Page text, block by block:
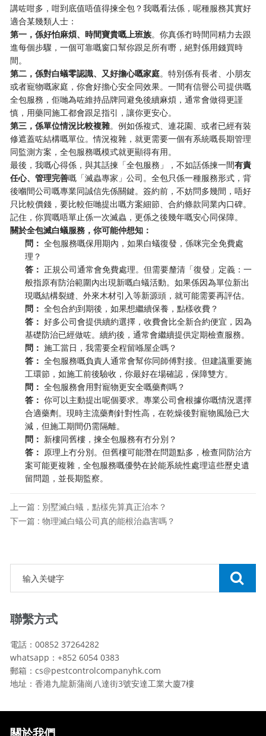
講咗咁多，咁到底值唔值得揀全包？我嘅看法係，呢種服務其實好
適合某幾類人士：
第一，係好怕麻煩、時間寶貴嘅上班族。你真係冇時間同精力去跟
進每個步驟，一個可靠嘅窗口幫你跟足所有嘢，絕對係用錢買時
間。
第二，係對白蟻零認識、又好擔心嘅家庭。特別係有長者、小朋友
或者寵物嘅家庭，你會好擔心安全同效果。一間有信譽公司提供嘅
全包服務，佢哋為咗維持品牌同避免後續麻煩，通常會做得更謹
慎，用藥同施工都會跟足指引，讓你更安心。
第三，係單位情況比較複雜。例如係複式、連花園、或者已經有裝
修遮蓋咗結構嘅單位。情況複雜，就更需要一個有系統嘅長期管理
同監測方案，全包服務嘅模式就更顯得有用。
最後，我嘅心得係，與其話揀「全包服務」，不如話係揀一間有責
任心、管理完善嘅「滅蟲專家」公司。全包只係一種服務形式，背
後嗰間公司嘅專業同誠信先係關鍵。簽約前，不妨問多幾間，唔好
只比較價錢，要比較佢哋提出嘅方案細節、合約條款同業內口碑。
記住，你買嘅唔單止係一次滅蟲，更係之後幾年嘅安心同保障。
關於全包滅白蟻服務，你可能仲想知：
問： ​ 全包服務嘅保用期內，如果白蟻復發，係咪完全免費處
理？
答： ​ 正規公司通常會免費處理。但需要釐清「復發」定義：一
般指原有防治範圍內出現新嘅白蟻活動。如果係因為單位新出
現嘅結構裂縫、外來木材引入等新源頭，就可能需要再評估。
問： ​ 全包合約到期後，如果想繼續保養，點樣收費？
答： ​ 好多公司會提供續約選擇，收費會比全新合約便宜，因為
基礎防治已經做咗。續約後，通常會繼續提供定期檢查服務。
問： ​ 施工當日，我需要全程留喺屋企嗎？
答： ​ 全包服務嘅負責人通常會幫你同師傅對接。但建議重要施
工環節，如施工前後驗收，你最好在場確認，保障雙方。
問： ​ 全包服務會用對寵物更安全嘅藥劑嗎？
答： ​ 你可以主動提出呢個要求。專業公司會根據你嘅情況選擇
合適藥劑。現時主流藥劑針對性高，在乾燥後對寵物風險已大
減，但施工期間仍需隔離。
問： ​ 新樓同舊樓，揀全包服務有冇分別？
答： ​ 原理上冇分別。但舊樓可能潛在問題點多，檢查同防治方
案可能更複雜，全包服務嘅優勢在於能系統性處理這些歷史遺
留問題，並長期監察。
上一篇 : 別墅滅白蟻，點樣先算真正治本？
下一篇 : 物理滅白蟻公司真的能根治蟲害嗎？
聯繫方式
電話：00852 37264282
whatsapp：+852 6054 0383
郵箱：cs@pestcontrolcompanyhk.com
地址：香港九龍新蒲崗八達街3號安達工業大廈7樓